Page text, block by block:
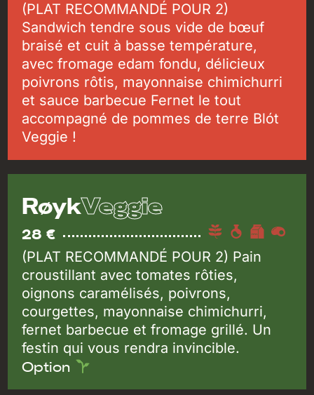
(PLAT RECOMMANDÉ POUR 2)
Sandwich tendre sous vide de bœuf
braisé et cuit à basse température,
avec fromage edam fondu, délicieux
poivrons rôtis, mayonnaise chimichurri
et sauce barbecue Fernet le tout
accompagné de pommes de terre Blót
Veggie !
RøykVeggie
28 €
(PLAT RECOMMANDÉ POUR 2) Pain
croustillant avec tomates rôties,
oignons caramélisés, poivrons,
courgettes, mayonnaise chimichurri,
fernet barbecue et fromage grillé. Un
festin qui vous rendra invincible.
Option